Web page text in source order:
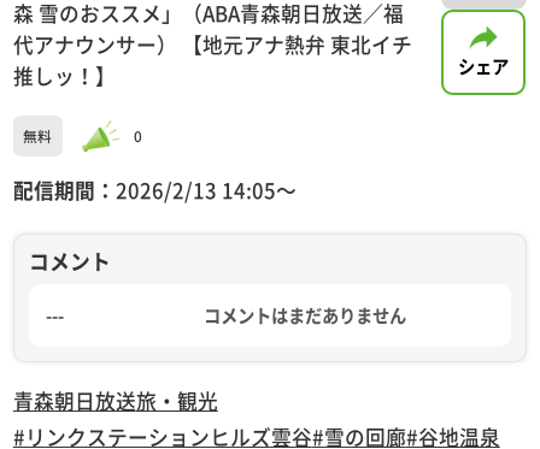
森 雪のおススメ」（ABA青森朝日放送／福
代アナウンサー） 【地元アナ熱弁 東北イチ
推しッ！】
無料 0
配信期間： 2026/2/13 14:05〜
シェア
コメント
--- コメントはまだありません
青森朝日放送旅・観光
#リンクステーションヒルズ雲谷#雪の回廊#谷地温泉